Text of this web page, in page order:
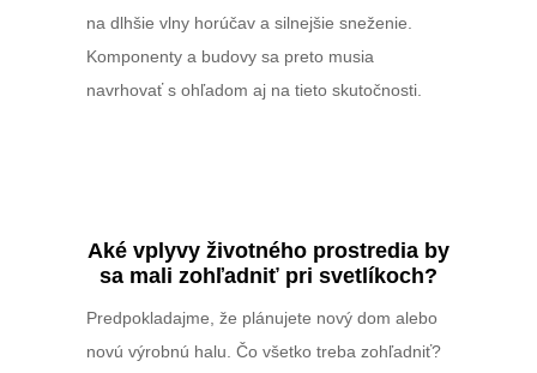
na dlhšie vlny horúčav a silnejšie sneženie.
Komponenty a budovy sa preto musia
navrhovať s ohľadom aj na tieto skutočnosti.
Aké vplyvy životného prostredia by
sa mali zohľadniť pri svetlíkoch?
Predpokladajme, že plánujete nový dom alebo
novú výrobnú halu. Čo všetko treba zohľadniť?